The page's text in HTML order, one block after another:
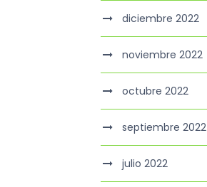
diciembre 2022
noviembre 2022
octubre 2022
septiembre 2022
julio 2022